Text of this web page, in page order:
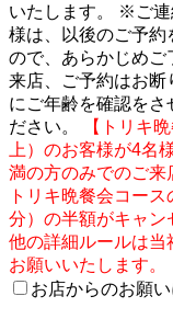
いたします。 ※ご連
様は、以後のご予約
ので、あらかじめ
来店、ご予約はお
にご年齢を確認をさ
ださい。
【トリキ
上）のお客様が4
満の方のみでのご
トリキ晩餐会コー
分）の半額がキャ
他の詳細ルールは当
お願いいたします。
お店からのお願